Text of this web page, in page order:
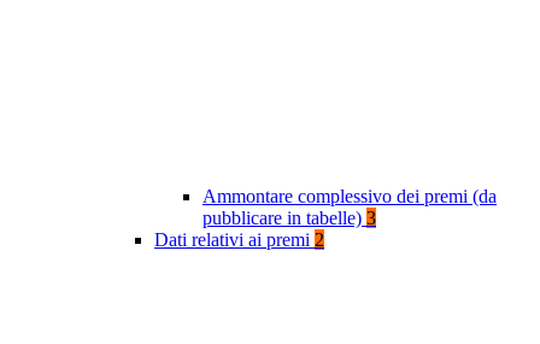
Ammontare complessivo dei premi (da
pubblicare in tabelle) 3
Dati relativi ai premi 2